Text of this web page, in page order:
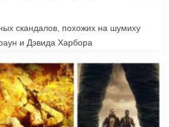
скандалов, похожих на шумиху
и Дэвида Харбора